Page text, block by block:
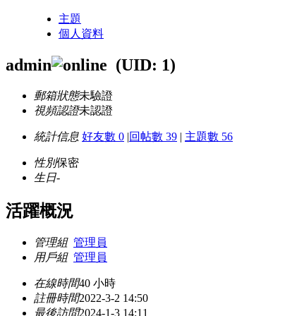
主題
個人資料
admin (UID: 1)
郵箱狀態未驗證
視頻認證未認證
統計信息 好友數 0 |回帖數 39 | 主題數 56
性別保密
生日-
活躍概況
管理組 管理員
用戶組 管理員
在線時間40 小時
註冊時間2022-3-2 14:50
最後訪問2024-1-3 14:11